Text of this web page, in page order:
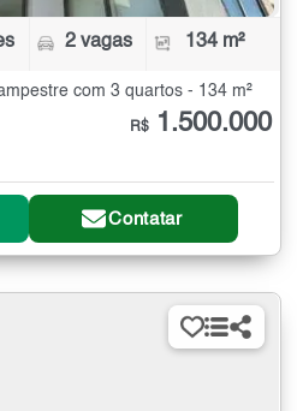
2 vagas 134 m²
com 3 quartos - 134 m²
R$ 1.500.000
Contatar